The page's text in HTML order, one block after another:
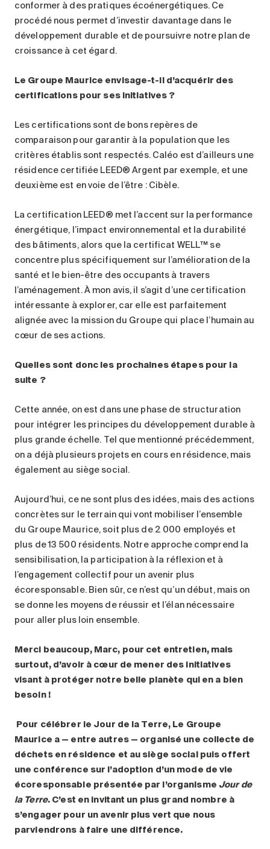
conformer à des pratiques écoénergétiques. Ce
procédé nous permet d’investir davantage dans le
développement durable et de poursuivre notre plan de
croissance à cet égard.
Le Groupe Maurice envisage-t-il d’acquérir des
certifications pour ses initiatives ?
Les certifications sont de bons repères de
comparaison pour garantir à la population que les
critères établis sont respectés. Caléo est d’ailleurs une
résidence certifiée LEED® Argent par exemple, et une
deuxième est en voie de l’être : Cibèle.
La certification LEED® met l’accent sur la performance
énergétique, l’impact environnemental et la durabilité
des bâtiments, alors que la certificat WELL™ se
concentre plus spécifiquement sur l’amélioration de la
santé et le bien-être des occupants à travers
l’aménagement. À mon avis, il s’agit d’une certification
intéressante à explorer, car elle est parfaitement
alignée avec la mission du Groupe qui place l’humain au
cœur de ses actions.
Quelles sont donc les prochaines étapes pour la
suite ?
Cette année, on est dans une phase de structuration
pour intégrer les principes du développement durable à
plus grande échelle. Tel que mentionné précédemment,
on a déjà plusieurs projets en cours en résidence, mais
également au siège social.
Aujourd’hui, ce ne sont plus des idées, mais des actions
concrètes sur le terrain qui vont mobiliser l’ensemble
du Groupe Maurice, soit plus de 2 000 employés et
plus de 13 500 résidents. Notre approche comprend la
sensibilisation, la participation à la réflexion et à
l’engagement collectif pour un avenir plus
écoresponsable. Bien sûr, ce n’est qu’un début, mais on
se donne les moyens de réussir et l’élan nécessaire
pour aller plus loin ensemble.
Merci beaucoup, Marc, pour cet entretien, mais
surtout, d’avoir à cœur de mener des initiatives
visant à protéger notre belle planète qui en a bien
besoin!
Pour célébrer le Jour de la Terre, Le Groupe
Maurice a — entre autres — organisé une collecte de
déchets en résidence et au siège social puis offert
une conférence sur l’adoption d’un mode de vie
écoresponsable présentée par l’organisme Jour de
la Terre. C’est en invitant un plus grand nombre à
s’engager pour un avenir plus vert que nous
parviendrons à faire une différence.